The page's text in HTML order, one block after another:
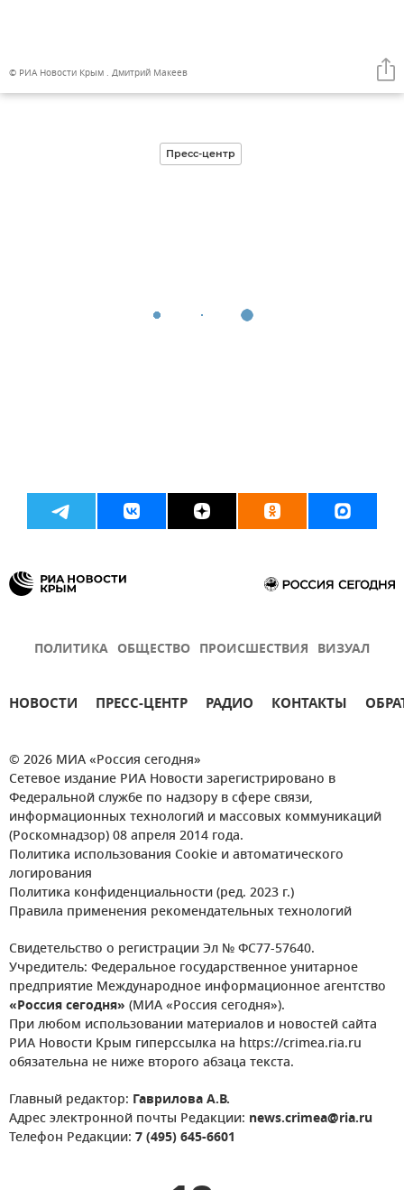
© РИА Новости Крым . Дмитрий Макеев
Пресс-центр
ПОЛИТИКА ОБЩЕСТВО ПРОИСШЕСТВИЯ ВИЗУАЛ
НОВОСТИ ПРЕСС-ЦЕНТР РАДИО КОНТАКТЫ
© 2026 МИА «Россия сегодня»
Сетевое издание РИА Новости зарегистрировано в
Федеральной службе по надзору в сфере связи,
информационных технологий и массовых коммуникаций
(Роскомнадзор) 08 апреля 2014 года.
Политика использования Cookie и автоматического
логирования
Политика конфиденциальности (ред. 2023 г.)
Правила применения рекомендательных технологий
Свидетельство о регистрации Эл № ФС77-57640.
Учредитель: Федеральное государственное унитарное
предприятие Международное информационное агентство
«Россия сегодня» (МИА «Россия сегодня»).
При любом использовании материалов и новостей сайта
РИА Новости Крым гиперссылка на https://crimea.ria.ru
обязательна не ниже второго абзаца текста.
Главный редактор: Гаврилова А.В.
Адрес электронной почты Редакции: news.crimea@ria.ru
Телефон Редакции: 7 (495) 645-6601